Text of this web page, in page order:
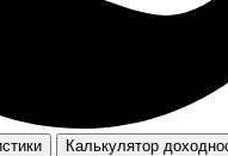
Калькулятор